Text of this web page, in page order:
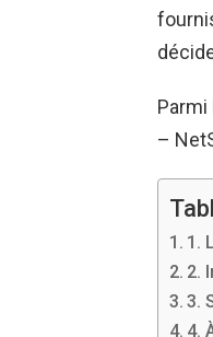
Parmi
–
1.
2.
3.
4.